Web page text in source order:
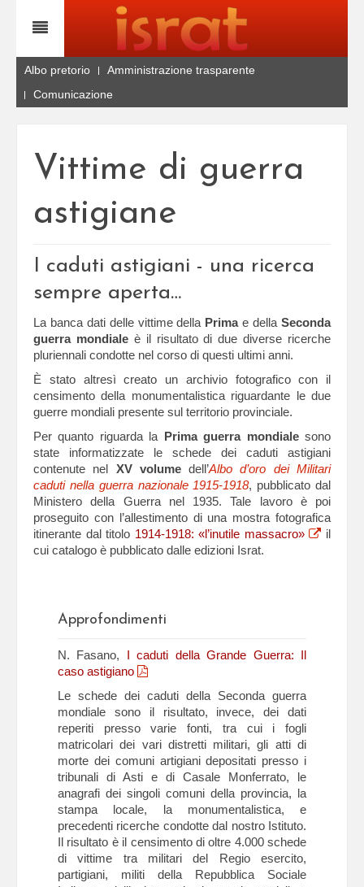
Albo pretorio
Amministrazione trasparente
Comunicazione
Vittime di guerra
astigiane
I caduti astigiani - una ricerca
sempre aperta…
La banca dati delle vittime della Primae dellaSeconda
guerra mondialeè il risultato di due diverse ricerche
pluriennali condotte nel corso di questi ultimi anni.
È stato altresì creato un archivio fotografico con il
censimento della monumentalistica riguardante le due
guerre mondiali presente sul territorio provinciale.
Per quanto riguarda la Prima guerra mondialesono
state informatizzate le schede dei caduti astigiani
contenute nel XV volumedell’Albo d’oro dei Militari
caduti nella guerra nazionale 1915-1918, pubblicato dal
Ministero della Guerra nel 1935. Tale lavoro è poi
proseguito con l’allestimento di una mostra fotografica
itinerante dal titolo 1914-1918: «l’inutile massacro»
il
cui catalogo è pubblicato dalle edizioni Israt.
Approfondimenti
N. Fasano,
I caduti della Grande Guerra: Il
caso astigiano
Le schede dei caduti della Seconda guerra
mondiale sono il risultato, invece, dei dati
reperiti presso varie fonti, tra cui i fogli
matricolari dei vari distretti militari, gli atti di
morte dei comuni artigiani depositati presso i
tribunali di Asti e di Casale Monferrato, le
anagrafi dei singoli comuni della provincia, la
stampa locale, la monumentalistica, e
precedenti ricerche condotte dal nostro Istituto.
Il risultato è il censimento di oltre 4.000 schede
di vittime tra militari del Regio esercito,
partigiani, militi della Repubblica Sociale